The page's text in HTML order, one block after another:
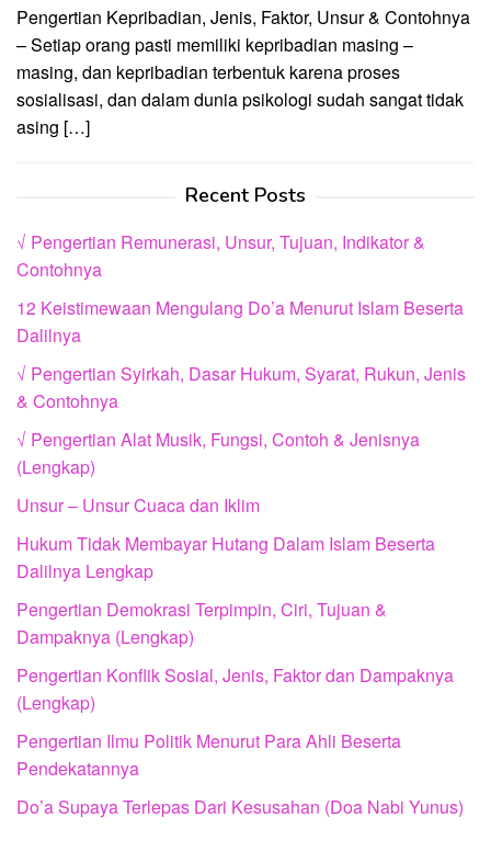
Pengertian Kepribadian, Jenis, Faktor, Unsur & Contohnya
– Setiap orang pasti memiliki kepribadian masing –
masing, dan kepribadian terbentuk karena proses
sosialisasi, dan dalam dunia psikologi sudah sangat tidak
asing […]
Recent Posts
√ Pengertian Remunerasi, Unsur, Tujuan, Indikator &
Contohnya
12 Keistimewaan Mengulang Do’a Menurut Islam Beserta
Dalilnya
√ Pengertian Syirkah, Dasar Hukum, Syarat, Rukun, Jenis
& Contohnya
√ Pengertian Alat Musik, Fungsi, Contoh & Jenisnya
(Lengkap)
Unsur – Unsur Cuaca dan Iklim
Hukum Tidak Membayar Hutang Dalam Islam Beserta
Dalilnya Lengkap
Pengertian Demokrasi Terpimpin, Ciri, Tujuan &
Dampaknya (Lengkap)
Pengertian Konflik Sosial, Jenis, Faktor dan Dampaknya
(Lengkap)
Pengertian Ilmu Politik Menurut Para Ahli Beserta
Pendekatannya
Do’a Supaya Terlepas Dari Kesusahan (Doa Nabi Yunus)